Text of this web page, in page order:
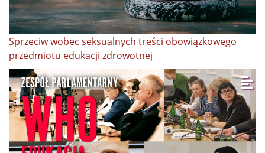
Sprzeciw wobec seksualnych treści obowiązkowego
przedmiotu edukacji zdrowotnej